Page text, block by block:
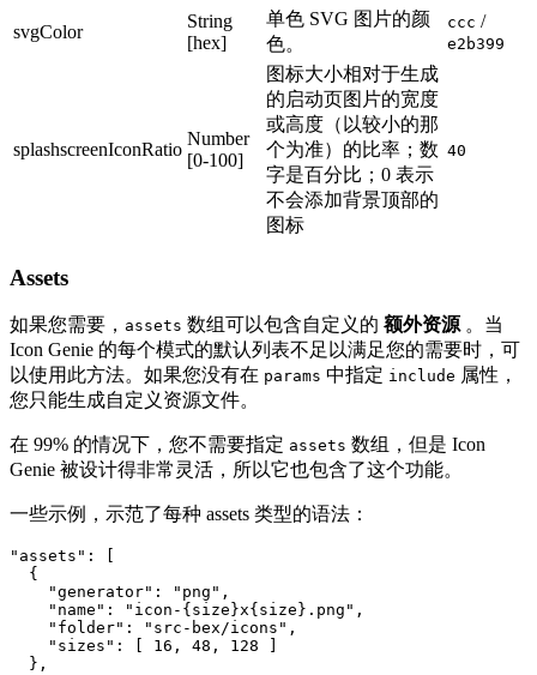
svgColor
String
[hex]
单色 SVG 图片的颜
色。
ccc /
e2b399
splashscreenIconRatio
Number
[0-100]
图标大小相对于生成
的启动页图片的宽度
或高度（以较小的那
个为准）的比率；数
字是百分比；0 表示
不会添加背景顶部的
图标
40
Assets
如果您需要， assets 数组可以包含自定义的 额外资源 。当
Icon Genie 的每个模式的默认列表不足以满足您的需要时，可
以使用此方法。如果您没有在 params 中指定 include 属性，
您只能生成自定义资源文件。
在 99% 的情况下，您不需要指定 assets 数组，但是 Icon
Genie 被设计得非常灵活，所以它也包含了这个功能。
一些示例，示范了每种 assets 类型的语法：
"assets" :
{
"generator" : "png" ,
"name" : "icon-{size}x{size}.png" ,
"folder" : "src-bex/icons" ,
"sizes" : 16 , 48 , 128
} ,